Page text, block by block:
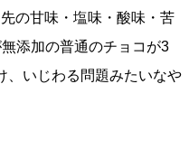
の甘味・塩味・酸味・苦
添加の普通のチョコが3
、いじわる問題みたいなや